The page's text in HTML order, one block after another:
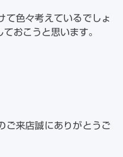
て色々考えているでしょ
おこうと思います。
ご来店誠にありがとうご